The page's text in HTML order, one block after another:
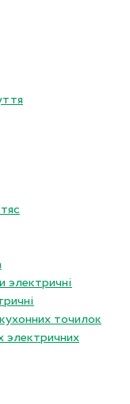
электричнi
точилок
электричних